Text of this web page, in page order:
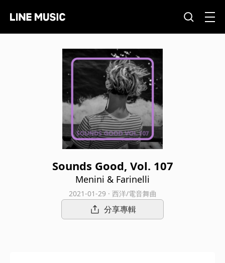
Sounds Good, Vol. 107
Menini & Farinelli
2021-01-29 · 西洋/電音舞曲
分享專輯